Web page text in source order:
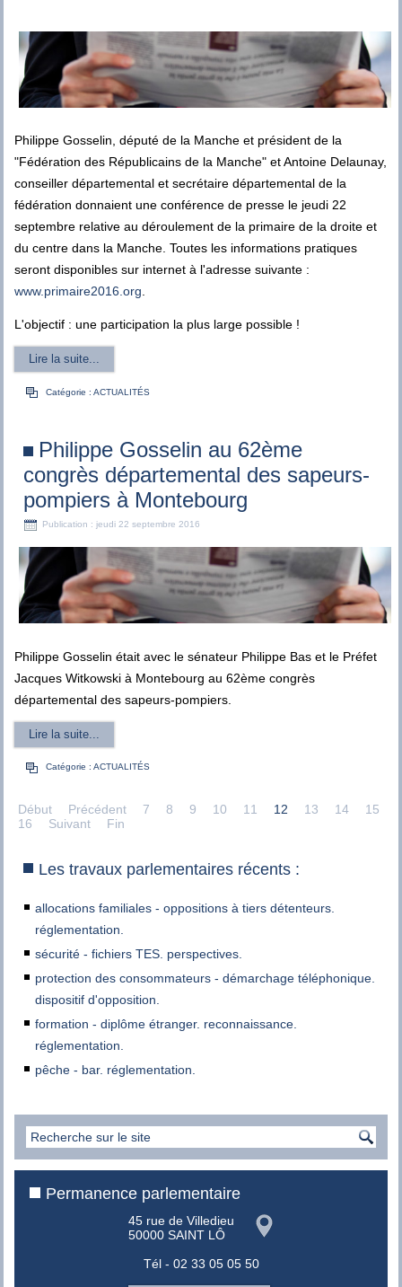
Philippe Gosselin, député de la Manche et président de la
"Fédération des Républicains de la Manche" et Antoine Delaunay,
conseiller départemental et secrétaire départemental de la
fédération donnaient une conférence de presse le jeudi 22
septembre relative au déroulement de la primaire de la droite et
du centre dans la Manche. Toutes les informations pratiques
seront disponibles sur internet à l'adresse suivante :
www.primaire2016.org
L'objectif : une participation la plus large possible !
Lire la suite...
Catégorie :ACTUALITÉS
Philippe Gosselin au 62ème
congrès départemental des sapeurs-
pompiers à Montebourg
Publication : jeudi 22 septembre 2016
Philippe Gosselin était avec le sénateur Philippe Bas et le Préfet
Jacques Witkowski à Montebourg au 62ème congrès
départemental des sapeurs-pompiers.
Lire la suite...
Catégorie :ACTUALITÉS
Début Précédent 7 8 9 10 11 12 13 14
15
16
Suivant Fin
Les travaux parlementaires récents :
allocations familiales - oppositions à tiers détenteurs.
réglementation.
sécurité - fichiers TES. perspectives.
protection des consommateurs - démarchage téléphonique.
dispositif d'opposition.
formation - diplôme étranger. reconnaissance.
réglementation.
pêche - bar. réglementation.
Permanence parlementaire
45 rue de Villedieu
50000 SAINT LÔ
Tél - 02 33 05 05 50